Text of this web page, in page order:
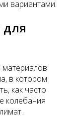
вариантами.
в котором
как часто
колебания